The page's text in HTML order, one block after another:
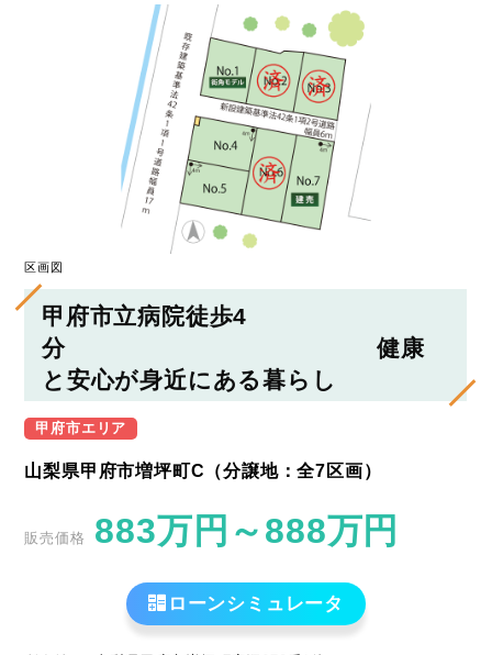
区画図
甲府市立病院徒歩4
分 健康
と安心が身近にある暮らし
甲府市エリア
山梨県甲府市増坪町C（分譲地：全7区画）
販売価格 883万円 ～888万円
ローンシミュレータ